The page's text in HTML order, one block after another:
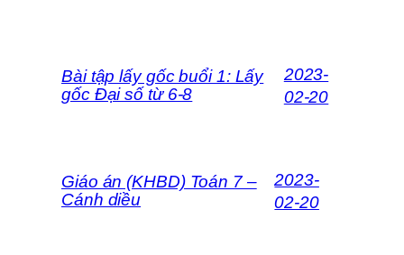
Bài tập lấy gốc buổi 1: Lấy
gốc Đại số từ 6-8
2023-
02-20
Giáo án (KHBD) Toán 7 –
Cánh diều
2023-
02-20